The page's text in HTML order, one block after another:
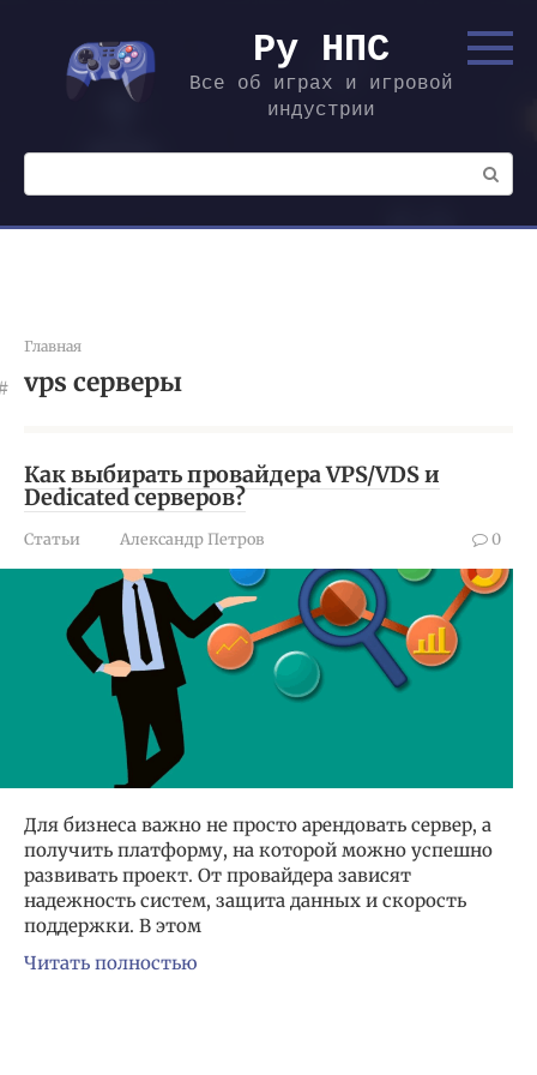
контенту
Ру НПС
Все об играх и игровой
индустрии
Поиск:
Главная
vps серверы
Как выбирать провайдера VPS/VDS и
Dedicated серверов?
Статьи Александр Петров 0
Для бизнеса важно не просто арендовать сервер, а
получить платформу, на которой можно успешно
развивать проект. От провайдера зависят
надежность систем, защита данных и скорость
поддержки. В этом
Читать полностью